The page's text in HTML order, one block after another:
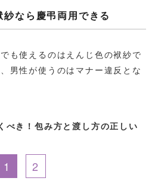
なら慶弔両用できる
も使えるのはえんじ色の袱紗で
男性が使うのはマナー違反とな
べき！包み方と渡し方の正しい
1 2